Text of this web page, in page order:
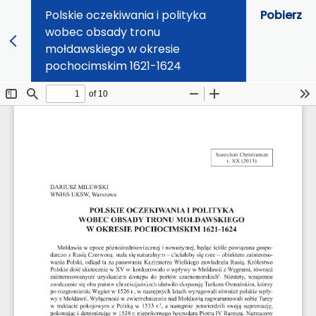
Polskie oczekiwania i polityka
wobec obsady tronu
mołdawskiego w okresie
pochocimskim 1621-1624
Pobierz